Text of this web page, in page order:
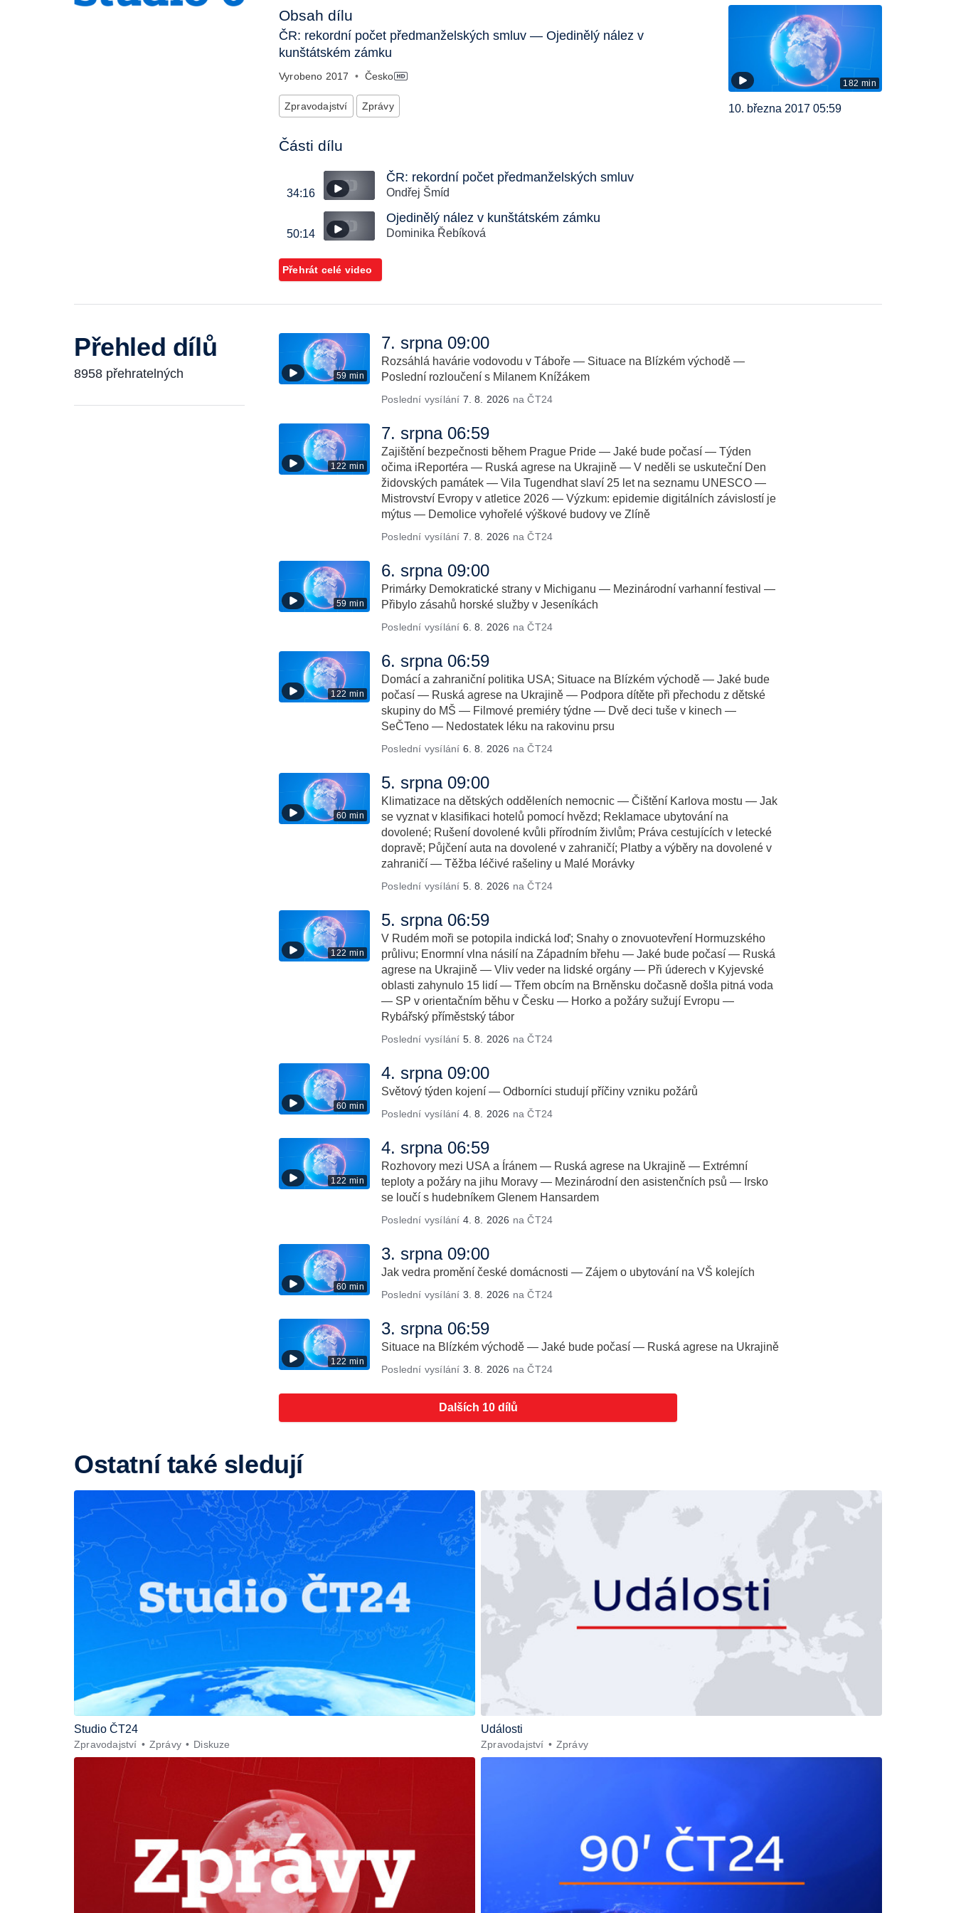
Obsah dílu
ČR: rekordní počet předmanželských smluv — Ojedinělý nález v
kunštátském zámku
Vyrobeno 2017 • Česko
Zpravodajství Zprávy
Části dílu
34:16
ČR: rekordní počet předmanželských smluv
Ondřej Šmíd
50:14
Ojedinělý nález v kunštátském zámku
Dominika Řebíková
Přehrát celé video
182 min
10. března 2017 05:59
Přehled dílů
8958 přehratelných 59 min
7. srpna 09:00
Rozsáhlá havárie vodovodu v Táboře — Situace na Blízkém východě —
Poslední rozloučení s Milanem Knížákem
Poslední vysílání 7. 8. 2026 na ČT24
122 min
7. srpna 06:59
Zajištění bezpečnosti během Prague Pride — Jaké bude počasí — Týden
očima iReportéra — Ruská agrese na Ukrajině — V neděli se uskuteční Den
židovských památek — Vila Tugendhat slaví 25 let na seznamu UNESCO —
Mistrovství Evropy v atletice 2026 — Výzkum: epidemie digitálních závislostí je
mýtus — Demolice vyhořelé výškové budovy ve Zlíně
Poslední vysílání 7. 8. 2026 na ČT24
59 min
6. srpna 09:00
Primárky Demokratické strany v Michiganu — Mezinárodní varhanní festival —
Přibylo zásahů horské služby v Jeseníkách
Poslední vysílání 6. 8. 2026 na ČT24
122 min
6. srpna 06:59
Domácí a zahraniční politika USA; Situace na Blízkém východě — Jaké bude
počasí — Ruská agrese na Ukrajině — Podpora dítěte při přechodu z dětské
skupiny do MŠ — Filmové premiéry týdne — Dvě deci tuše v kinech —
SeČTeno — Nedostatek léku na rakovinu prsu
Poslední vysílání 6. 8. 2026 na ČT24
60 min
5. srpna 09:00
Klimatizace na dětských odděleních nemocnic — Čištění Karlova mostu — Jak
se vyznat v klasifikaci hotelů pomocí hvězd; Reklamace ubytování na
dovolené; Rušení dovolené kvůli přírodním živlům; Práva cestujících v letecké
dopravě; Půjčení auta na dovolené v zahraničí; Platby a výběry na dovolené v
zahraničí — Těžba léčivé rašeliny u Malé Morávky
Poslední vysílání 5. 8. 2026 na ČT24
122 min
5. srpna 06:59
V Rudém moři se potopila indická loď; Snahy o znovuotevření Hormuzského
průlivu; Enormní vlna násilí na Západním břehu — Jaké bude počasí — Ruská
agrese na Ukrajině — Vliv veder na lidské orgány — Při úderech v Kyjevské
oblasti zahynulo 15 lidí — Třem obcím na Brněnsku dočasně došla pitná voda
— SP v orientačním běhu v Česku — Horko a požáry sužují Evropu —
Rybářský příměstský tábor
Poslední vysílání 5. 8. 2026 na ČT24
60 min
4. srpna 09:00
Světový týden kojení — Odborníci studují příčiny vzniku požárů
Poslední vysílání 4. 8. 2026 na ČT24
122 min
4. srpna 06:59
Rozhovory mezi USA a Íránem — Ruská agrese na Ukrajině — Extrémní
teploty a požáry na jihu Moravy — Mezinárodní den asistenčních psů — Irsko
se loučí s hudebníkem Glenem Hansardem
Poslední vysílání 4. 8. 2026 na ČT24
60 min
3. srpna 09:00
Jak vedra promění české domácnosti — Zájem o ubytování na VŠ kolejích
Poslední vysílání 3. 8. 2026 na ČT24
122 min
3. srpna 06:59
Situace na Blízkém východě — Jaké bude počasí — Ruská agrese na Ukrajině
Poslední vysílání 3. 8. 2026 na ČT24
Dalších 10 dílů
Ostatní také sledují
Studio ČT24
Zpravodajství Zprávy Diskuze
Události
Zpravodajství Zprávy